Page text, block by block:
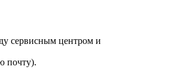
сервисным центром и
почту).